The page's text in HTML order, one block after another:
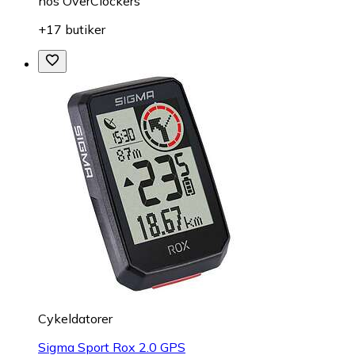
+17 butiker
Cykeldatorer
Sigma Sport Rox 2.0 GPS